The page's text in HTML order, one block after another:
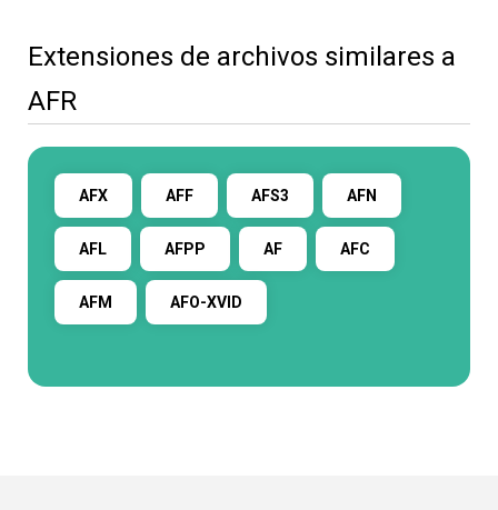
Extensiones de archivos similares a
AFR
AFX AFF AFS3 AFN
AFL AFPP AF AFC
AFM AFO-XVID